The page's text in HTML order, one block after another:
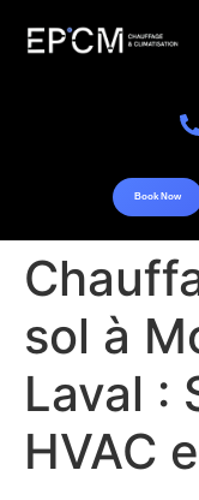
Book Now
sol à
Laval :
HVAC